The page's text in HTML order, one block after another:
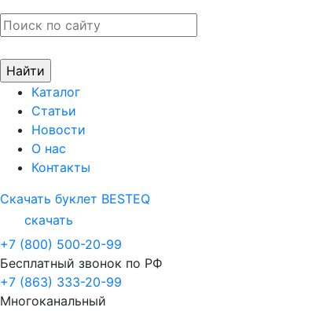
Каталог
Статьи
Новости
О нас
Контакты
Скачать буклет BESTEQ
скачать
+7 (800) 500-20-99
Бесплатный звонок по РФ
+7 (863) 333-20-99
Многоканальный